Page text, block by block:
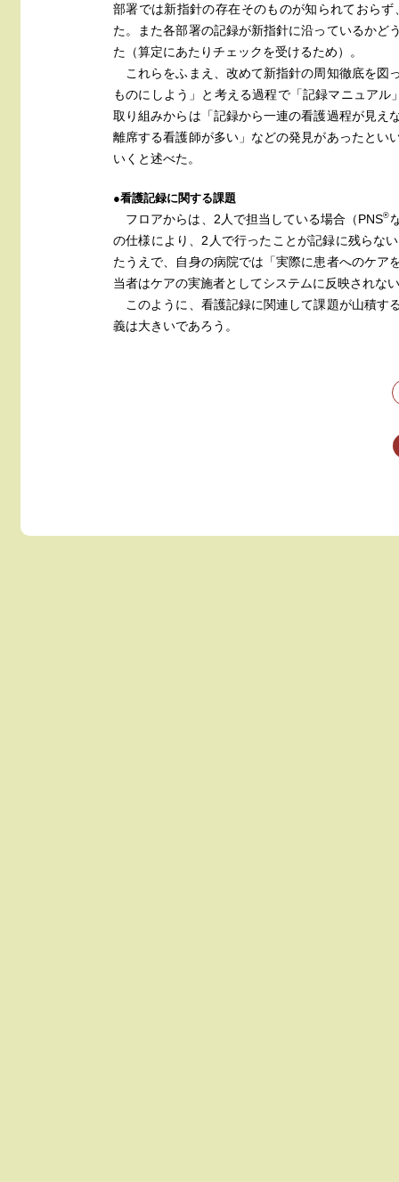
部署では新指針の存在そのものが知られておら
た。また各部署の記録が新指針に沿っているかど
た（算定にあたりチェックを受けるため）。
これらをふまえ、改めて新指針の周知徹底を図
ものにしよう」と考える過程で「記録マニュア
取り組みからは「記録から一連の看護過程が見え
離席する看護師が多い」などの発見があったとい
いくと述べた。
●看護記録に関する課題
フロアからは、2人で担当している場合（PNS®
の仕様により、2人で行ったことが記録に残らな
たうえで、自身の病院では「実際に患者へのケア
当者はケアの実施者としてシステムに反映されな
このように、看護記録に関連して課題が山積す
義は大きいであろう。